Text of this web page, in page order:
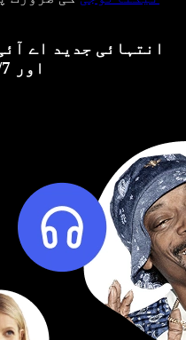
انتہائی جدید اے
اور 24/7 سپورٹ سے لطف اٹھائیں